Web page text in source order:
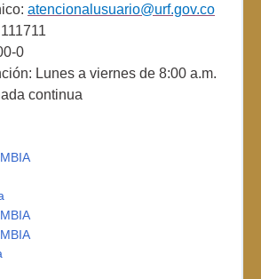
atencionalusuario@urf.gov.co
0
Lunes a viernes de 8:00 a.m.
continua